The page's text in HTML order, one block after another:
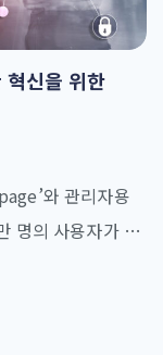
신을 위한
와 관리자용
명의 사용자가 이
니다. AI 기반 가